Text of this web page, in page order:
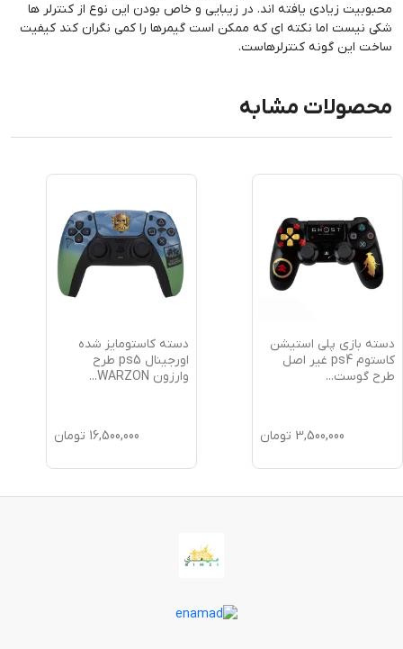
محبوبیت زیادی یافته اند. در زیبایی و خاص بودن این نوع از کنترلر ها
شکی نیست اما نکته ای که ممکن است گیمرها را کمی نگران کند کیفیت
ساخت این گونه کنترلرهاست.
محصولات مشابه
دسته بازی پلی استیشن
کاستوم ps4 غیر اصل
طرح گوست...
3,500,000 تومان
دسته کاستومایز شده
اورجینال ps5 طرح
وارزون WARZON
...
16,500,000 تومان